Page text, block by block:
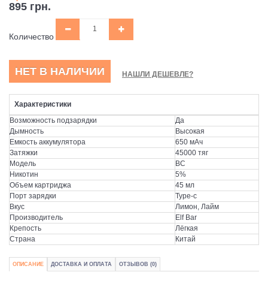
895 грн.
Количество
НЕТ В НАЛИЧИИ НАШЛИ ДЕШЕВЛЕ?
Характеристики
Возможность подзарядки
Да
Дымность
Высокая
Емкость аккумулятора
650 мАч
Затяжки
45000 тяг
Модель
BC
Никотин
5%
Объем картриджа
45 мл
Порт зарядки
Type-c
Вкус
Лимон, Лайм
Производитель
Elf Bar
Крепость
Лёгкая
Страна
Китай
ОПИСАНИЕ ДОСТАВКА И ОПЛАТА ОТЗЫВОВ (0)